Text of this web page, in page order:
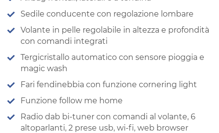
Sedile conducente con regolazione lombare
Volante in pelle regolabile in altezza e profondità
con comandi integrati
Tergicristallo automatico con sensore pioggia e
magic wash
Fari fendinebbia con funzione cornering light
Funzione follow me home
Radio dab bi-tuner con comandi al volante, 6
altoparlanti, 2 prese usb, wi-fi, web browser